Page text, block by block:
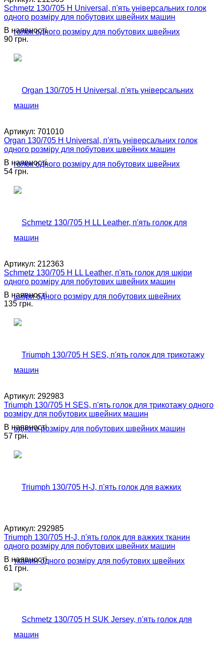
Schmetz 130/705 H Universal, п'ять універсальних голок
одного розміру для побутових швейних машин
В наявності
90 грн.
Артикул: 701010
Organ 130/705 H Universal, п'ять універсальних голок
одного розміру для побутових швейних машин
В наявності
54 грн.
Артикул: 212363
Schmetz 130/705 H LL Leather, п'ять голок для шкіри
одного розміру для побутових швейних машин
В наявності
135 грн.
Артикул: 292983
Triumph 130/705 H SES, п'ять голок для трикотажу одного
розміру для побутових швейних машин
В наявності
57 грн.
Артикул: 292985
Triumph 130/705 H-J, п'ять голок для важких тканин
одного розміру для побутових швейних машин
В наявності
61 грн.